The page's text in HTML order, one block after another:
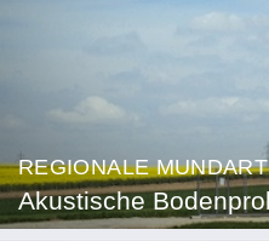
REGIONALE
Akustische